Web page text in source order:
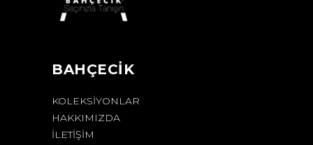
BAHÇECİK
KOLEKSIYONLAR
HAKKIMIZDA
İLETIŞIM